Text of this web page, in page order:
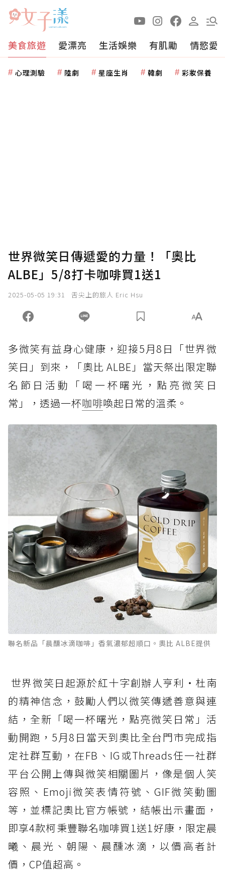
美食旅遊 愛漂亮 生活娛樂 有肌勵 情慾愛
心理測驗 陸劇 星座生肖 韓劇 彩妝保養
世界微笑日傳遞愛的力量！「奧比
ALBE」5/8打卡咖啡買1送1
2025-05-05 19:31 舌尖上的旅人 Eric Hsu
多微笑有益身心健康，迎接5月8日「世界微
笑日」到來，「奧比 ALBE」當天祭出限定聯
名節日活動「喝一杯曙光，點亮微笑日
常」，透過一杯咖啡喚起日常的溫柔。
聯名新品「晨醺冰滴咖啡」香氣濃郁超順口。奧比 ALBE提供
世界微笑日起源於紅十字創辦人亨利・杜南
的精神信念，鼓勵人們以微笑傳遞善意與連
結，全新「喝一杯曙光，點亮微笑日常」活
動開跑，5月8日當天到奧比全台門市完成指
定社群互動，在FB、IG或Threads任一社群
平台公開上傳與微笑相關圖片，像是個人笑
容照、Emoji微笑表情符號、GIF微笑動圖
等，並標記奧比官方帳號，結帳出示畫面，
即享4款柯秉豐聯名咖啡買1送1好康，限定晨
曦、晨光、朝陽、晨醺冰滴，以價高者計
價，CP值超高。